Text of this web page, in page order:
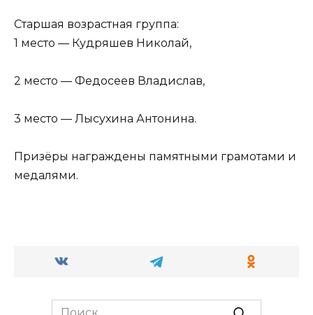
Старшая возрастная группа:
1 место — Кудряшев Николай,
2 место — Федосеев Владислав,
3 место — Лысухина Антонина.
Призёры награждены памятными грамотами и
медалями.
Search